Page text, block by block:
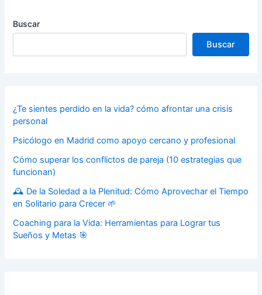
Buscar
Buscar
¿Te sientes perdido en la vida? cómo afrontar una crisis
personal
Psicólogo en Madrid como apoyo cercano y profesional
Cómo superar los conflictos de pareja (10 estrategias que
funcionan)
🕰️ De la Soledad a la Plenitud: Cómo Aprovechar el Tiempo
en Solitario para Crecer 🌱
Coaching para la Vida: Herramientas para Lograr tus
Sueños y Metas 🎯